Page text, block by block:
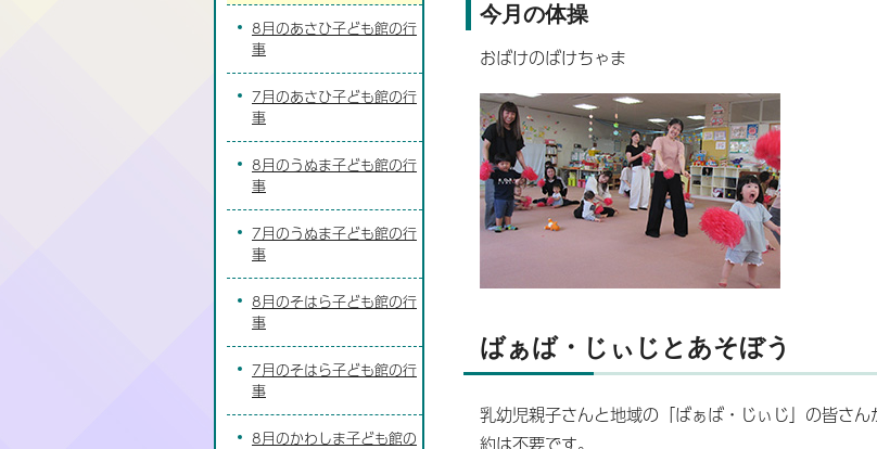
今月の体操
おばけのばけちゃま
ばぁば・じぃじとあそぼう
乳幼児親子さんと地域の「ばぁば・じぃじ」の皆さ
約は不要です。
8月のあさひ子ども館の行
事
7月のあさひ子ども館の行
事
8月のうぬま子ども館の行
事
7月のうぬま子ども館の行
事
8月のそはら子ども館の行
事
7月のそはら子ども館の行
事
8月のかわしま子ども館の